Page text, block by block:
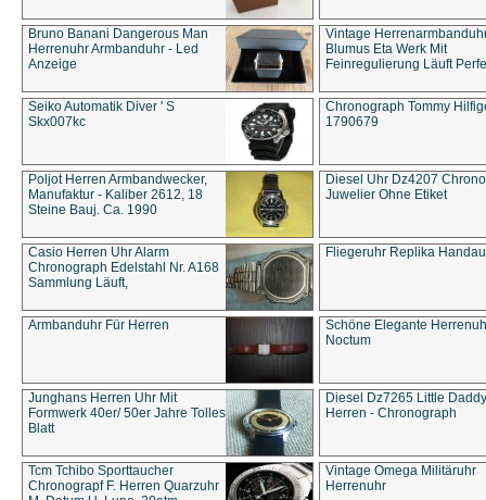
Bruno Banani Dangerous Man
Herrenuhr Armbanduhr - Led
Anzeige
Vintage
Blumus Eta Werk Mit
Feinregulierung Läuft
Seiko Automatik Diver ' S
Skx007kc
Chronograph Tommy
1790679
Poljot Herren Armbandwecker,
Manufaktur - Kaliber 2612, 18
Steine Bauj. Ca. 1990
Diesel Uhr Dz4207
Juwelier Ohne Etiket
Casio Herren Uhr Alarm
Chronograph Edelstahl Nr. A168
Sammlung Läuft,
Fliegeruhr Replika
Armbanduhr Für Herren
Schöne Elegante
Noctum
Junghans Herren Uhr Mit
Formwerk 40er/ 50er Jahre Tolles
Blatt
Diesel Dz7265 Little Daddy
Herren - Chronograph
Tcm Tchibo Sporttaucher
Chronograpf F. Herren Quarzuhr
Vintage Omega Militäruhr
Herrenuhr